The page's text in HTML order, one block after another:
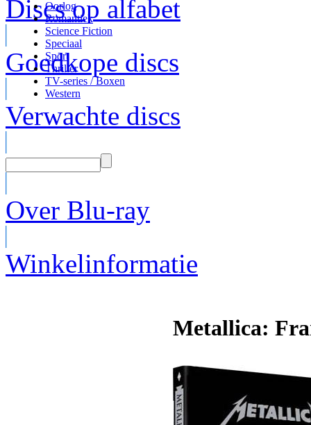
Discs op alfabet
Goedkope discs
Verwachte discs
Over Blu-ray
Winkelinformatie
Oorlog
Romantiek
Science Fiction
Speciaal
Sport
Thriller
TV-series / Boxen
Western
Metallica: